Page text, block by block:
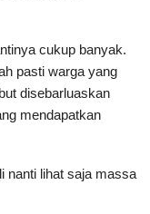
cukup banyak.
pasti warga yang
disebarluaskan
mendapatkan
nanti lihat saja massa